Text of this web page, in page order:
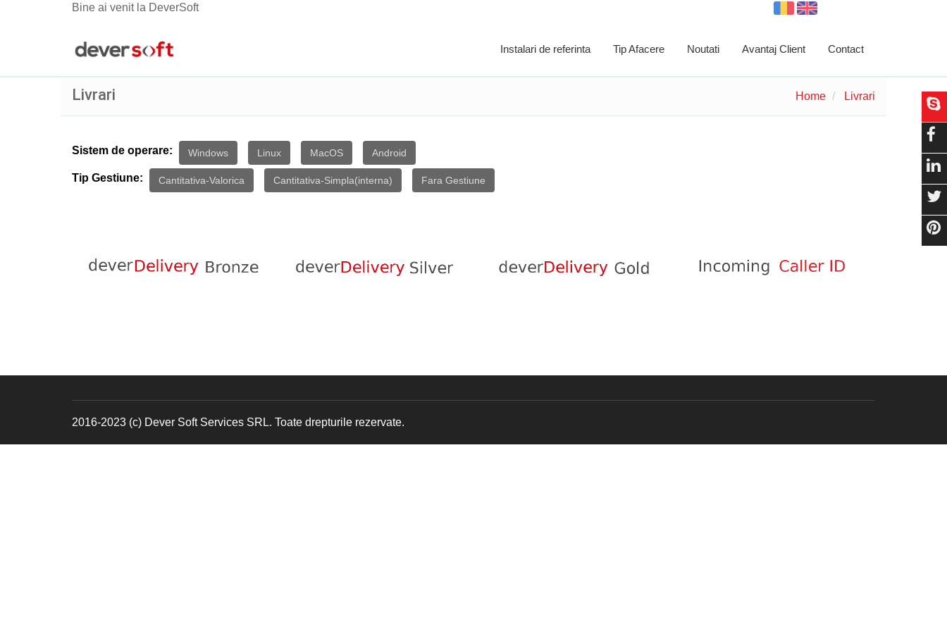
Bine ai venit la DeverSoft
Instalari de referinta Tip Afacere Noutati Avantaj Client Contact
Livrari Home Livrari
Sistem de operare: Windows Linux MacOS Android
Tip Gestiune: Cantitativa-Valorica Cantitativa-Simpla(interna) Fara Gestiune
2016-2023 (c) Dever Soft Services SRL. Toate drepturile rezervate.